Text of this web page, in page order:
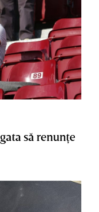
să renunţe